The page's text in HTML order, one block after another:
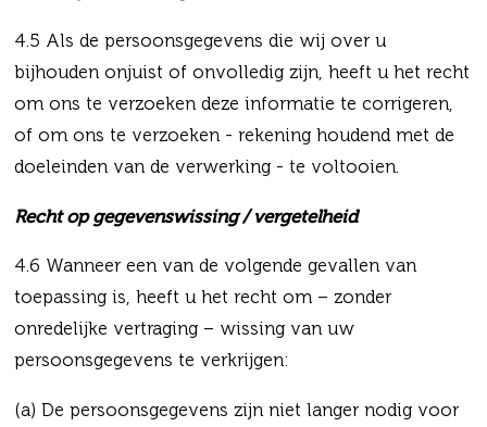
4.5 Als de persoonsgegevens die wij over u
bijhouden onjuist of onvolledig zijn, heeft u het recht
om ons te verzoeken deze informatie te corrigeren,
of om ons te verzoeken - rekening houdend met de
doeleinden van de verwerking - te voltooien.
Recht op gegevenswissing / vergetelheid
4.6 Wanneer een van de volgende gevallen van
toepassing is, heeft u het recht om – zonder
onredelijke vertraging – wissing van uw
persoonsgegevens te verkrijgen:
(a) De persoonsgegevens zijn niet langer nodig voor